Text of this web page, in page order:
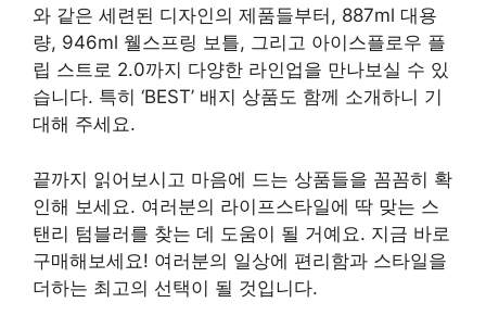
와 같은 세련된 디자인의 제품들부터, 887ml 대용
량, 946ml 웰스프링 보틀, 그리고 아이스플로우 플
립 스트로 2.0까지 다양한 라인업을 만나보실 수 있
습니다. 특히 ‘BEST’ 배지 상품도 함께 소개하니 기
대해 주세요.
끝까지 읽어보시고 마음에 드는 상품들을 꼼꼼히 확
인해 보세요. 여러분의 라이프스타일에 딱 맞는 스
탠리 텀블러를 찾는 데 도움이 될 거예요. 지금 바로
구매해보세요! 여러분의 일상에 편리함과 스타일을
더하는 최고의 선택이 될 것입니다.